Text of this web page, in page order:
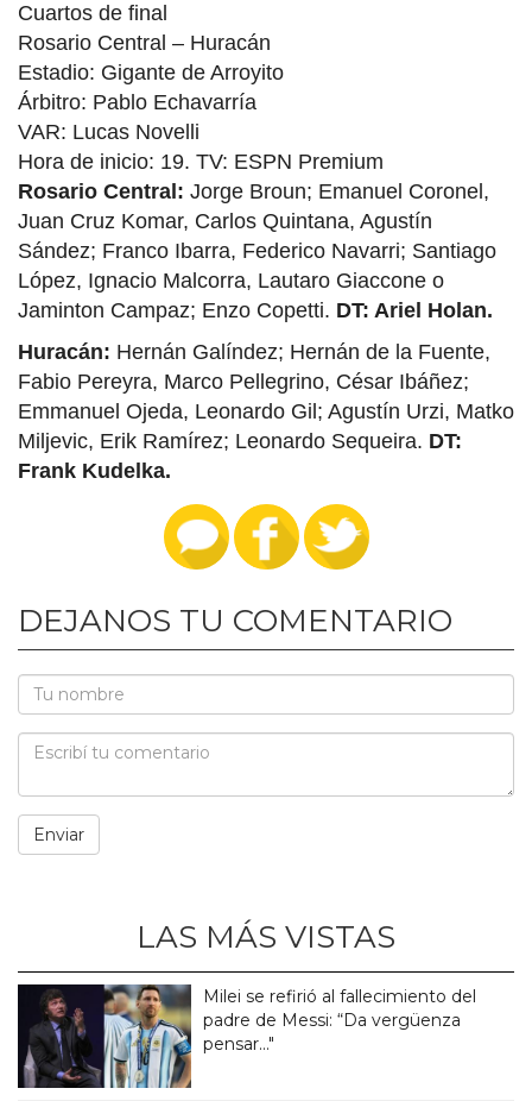
Cuartos de final
Rosario Central – Huracán
Estadio: Gigante de Arroyito
Árbitro: Pablo Echavarría
VAR: Lucas Novelli
Hora de inicio: 19. TV: ESPN Premium
Rosario Central: Jorge Broun; Emanuel Coronel,
Juan Cruz Komar, Carlos Quintana, Agustín
Sández; Franco Ibarra, Federico Navarri; Santiago
López, Ignacio Malcorra, Lautaro Giaccone o
Jaminton Campaz; Enzo Copetti. DT: Ariel Holan.
Huracán: Hernán Galíndez; Hernán de la Fuente,
Fabio Pereyra, Marco Pellegrino, César Ibáñez;
Emmanuel Ojeda, Leonardo Gil; Agustín Urzi, Matko
Miljevic, Erik Ramírez; Leonardo Sequeira. DT:
Frank Kudelka.
DEJANOS TU COMENTARIO
LAS MÁS VISTAS
Milei se refirió al fallecimiento del
padre de Messi: “Da vergüenza
pensar..."